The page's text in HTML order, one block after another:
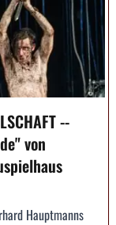
--
von
Hauptmanns